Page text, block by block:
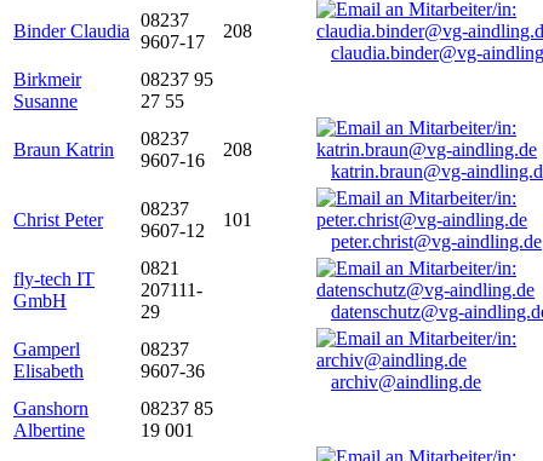
Binder Claudia
08237
9607-17
208
claudia.binder@vg-
Birkmeir
Susanne
08237 95
27 55
Braun Katrin
08237
9607-16
208
katrin.braun@vg-
Christ Peter
08237
9607-12
101
peter.christ@vg-aindling.de
fly-tech IT
GmbH
0821
207111-
29
datenschutz@vg-
Gamperl
Elisabeth
08237
9607-36
archiv@aindling.de
Ganshorn
Albertine
08237 85
19 001